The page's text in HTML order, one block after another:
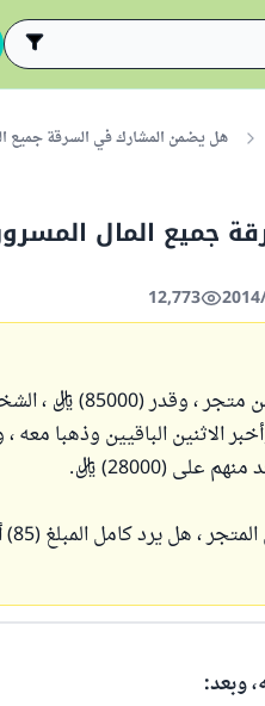
هل يضمن المشارك في السرقة جميع
جميع المال
12,773
ثلاثة أشخاص قاموا بسرقة
الباقيين وذهبا معه ،
(28000) ريال.
وبعد: